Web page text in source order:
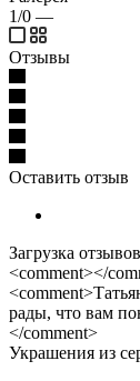
1/0 —
Отзывы
Оставить отзыв
Загрузка
<comment></
рады, что вам
</comment>
Украшения из